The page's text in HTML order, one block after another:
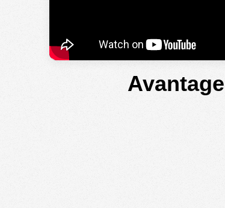
Avantage